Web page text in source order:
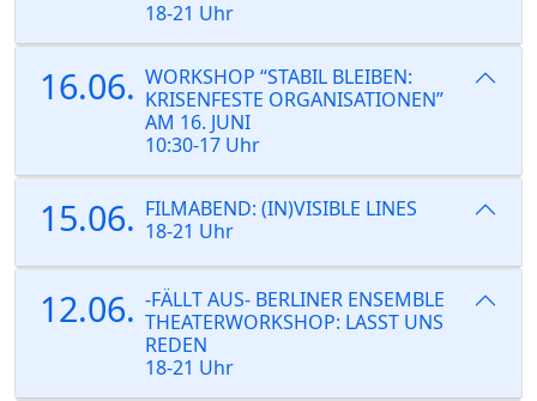
18-21 Uhr
16.06. WORKSHOP “STABIL BLEIBEN:
KRISENFESTE ORGANISATIONEN”
AM 16. JUNI
10:30-17 Uhr
15.06. FILMABEND: (IN)VISIBLE LINES
18-21 Uhr
12.06. -FÄLLT AUS- BERLINER ENSEMBLE
THEATERWORKSHOP: LASST UNS
REDEN
18-21 Uhr